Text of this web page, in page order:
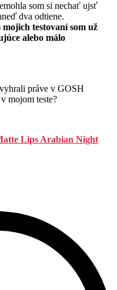
som si nechať ujsť
dva odtiene.
mojich testovaní som už
alebo málo
práve v GOSH
mojom teste?
Lips Arabian Night